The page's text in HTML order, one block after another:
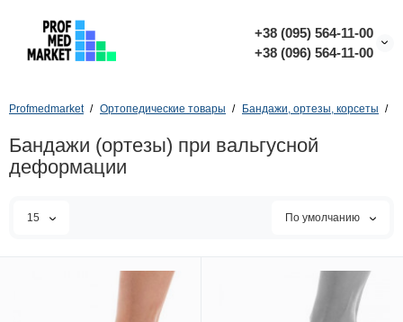
+38 (095) 564-11-00
+38 (096) 564-11-00
Profmedmarket Ортопедические товары Бандажи, ортезы, корсеты
Бандажи (ортезы) при вальгусной
деформации
15 По умолчанию